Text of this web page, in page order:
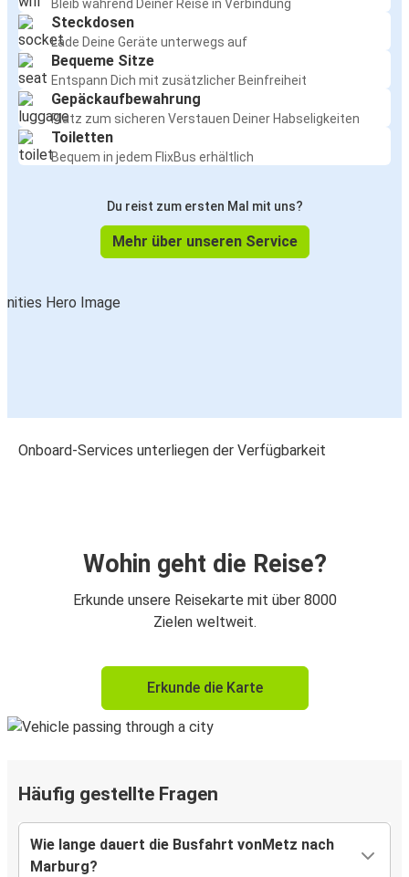
Bleib während Deiner Reise in Verbindung
Steckdosen
Lade Deine Geräte unterwegs auf
Bequeme Sitze
Entspann Dich mit zusätzlicher Beinfreiheit
Gepäckaufbewahrung
Platz zum sicheren Verstauen Deiner Habseligkeiten
Toiletten
Bequem in jedem FlixBus erhältlich
Du reist zum ersten Mal mit uns?
Mehr über unseren Service
Onboard-Services unterliegen der Verfügbarkeit
Wohin geht die Reise?
Erkunde unsere Reisekarte mit über 8000
Zielen weltweit.
Erkunde die Karte
Häufig gestellte Fragen
Wie lange dauert die Busfahrt vonMetz nach
Marburg?